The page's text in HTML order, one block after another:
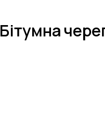
Бітумна